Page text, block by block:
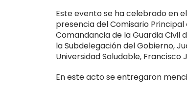
Este evento se ha celebrado en
presencia del Comisario
Comandancia de la Guardia Civil
la Subdelegación del Gobierno,
Universidad Saludable,
En este acto se entregaron